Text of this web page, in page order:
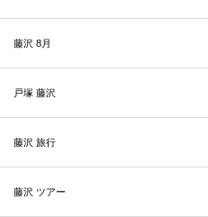
藤沢 8月
戸塚 藤沢
藤沢 旅行
藤沢 ツアー